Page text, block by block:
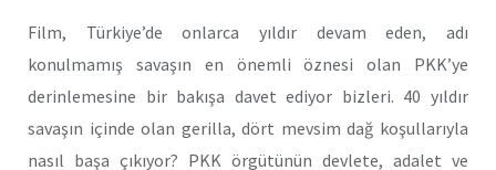
Film, Türkiye’de onlarca yıldır devam eden, adı
konulmamış savaşın en önemli öznesi olan PKK’ye
derinlemesine bir bakışa davet ediyor bizleri. 40 yıldır
savaşın içinde olan gerilla, dört mevsim dağ koşullarıyla
nasıl başa çıkıyor? PKK örgütünün devlete, adalet ve